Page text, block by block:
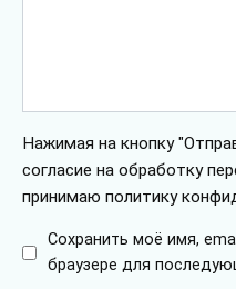
Нажимая на кнопку
согласие на обработку
принимаю политику
Сохранить моё имя,
браузере для